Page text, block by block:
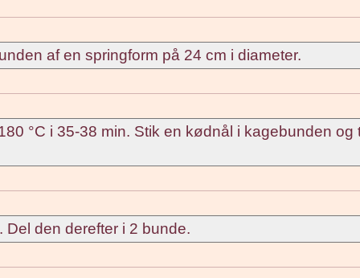
af en springform på 24 cm i diameter.
°C i 35-38 min. Stik en kødnål i kagebunden og
den derefter i 2 bunde.